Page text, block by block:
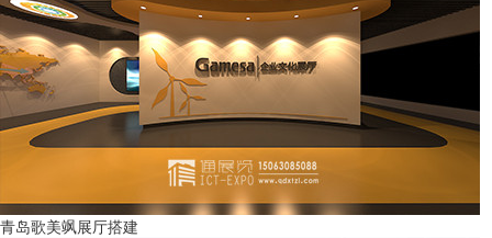
青岛歌美飒展厅搭建